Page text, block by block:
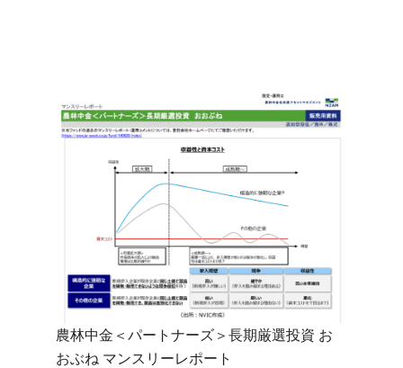
農林中金＜パートナーズ＞長期厳選投資 お
おぶね マンスリーレポート